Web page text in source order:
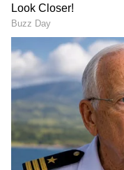
Image Credit :
ವೃಷಭ ರಾಶಿ
ವೃಷಭ ರಾಶಿಯವರಿಗೆ
ಎಲ್ಲಾ ಪ್ರಯತ್ನಗಳಲ್ಲಿ
ಹೆಚ್ಚಾಗುತ್ತದೆ ಮತ್ತು
ಗಮನಾರ್ಹ
ಜೀವನವು ಉತ್ತಮ